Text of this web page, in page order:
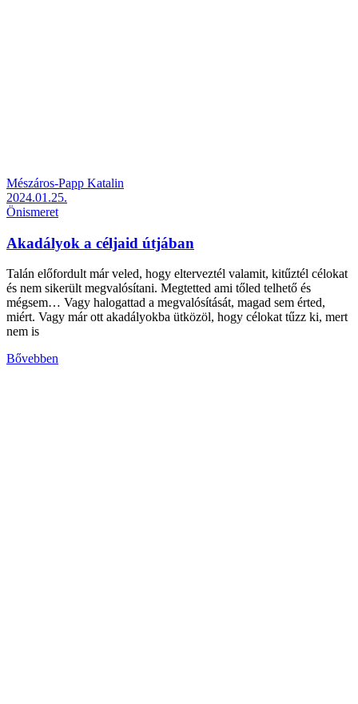
Mészáros-Papp Katalin
2024.01.25.
Önismeret
Akadályok a céljaid útjában
Talán előfordult már veled, hogy elterveztél valamit, kitűztél célokat
és nem sikerült megvalósítani. Megtetted ami tőled telhető és
mégsem… Vagy halogattad a megvalósítását, magad sem érted,
miért. Vagy már ott akadályokba ütközöl, hogy célokat tűzz ki, mert
nem is
Bővebben